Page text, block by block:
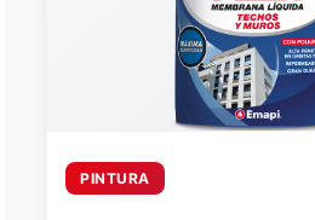
PINTURA